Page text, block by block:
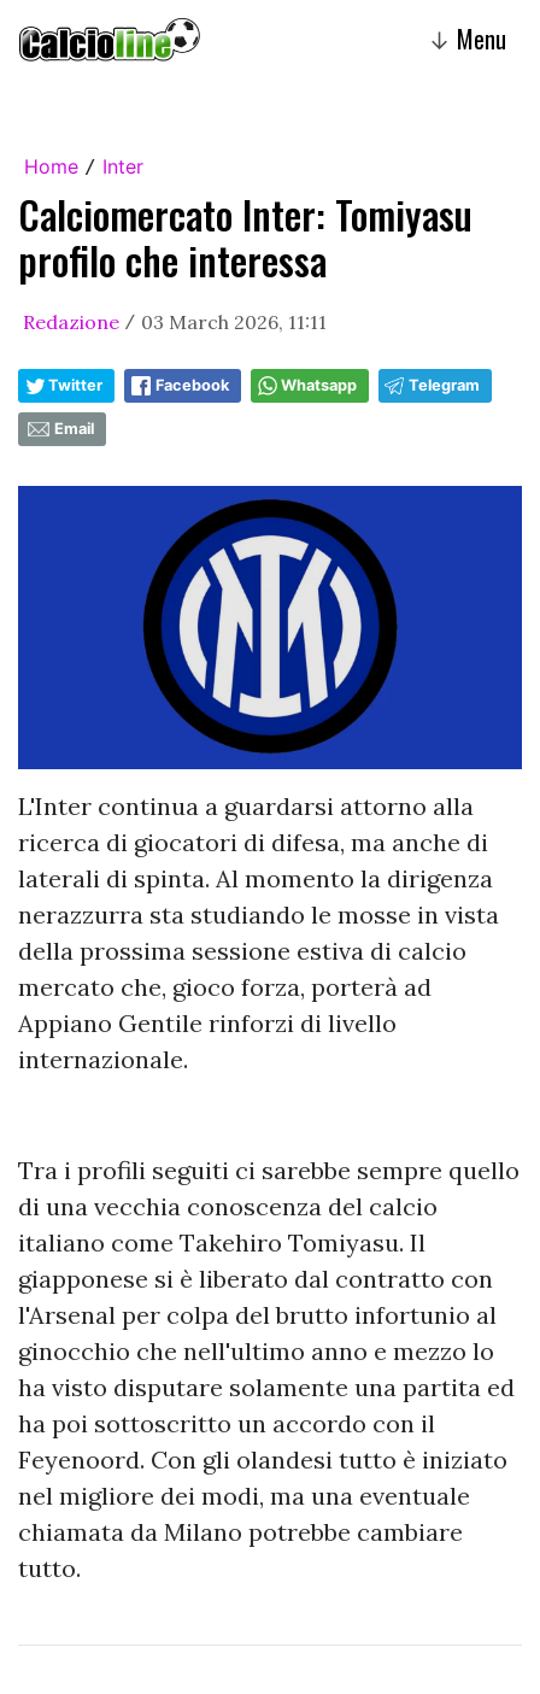
↓ Menu
Home / Inter
Calciomercato Inter: Tomiyasu
profilo che interessa
Redazione / 03 March 2026, 11:11
Twitter Facebook Whatsapp Telegram
Email
L'Inter continua a guardarsi attorno alla
ricerca di giocatori di difesa, ma anche di
laterali di spinta. Al momento la dirigenza
nerazzurra sta studiando le mosse in vista
della prossima sessione estiva di calcio
mercato che, gioco forza, porterà ad
Appiano Gentile rinforzi di livello
internazionale.
Tra i profili seguiti ci sarebbe sempre quello
di una vecchia conoscenza del calcio
italiano come Takehiro Tomiyasu. Il
giapponese si è liberato dal contratto con
l'Arsenal per colpa del brutto infortunio al
ginocchio che nell'ultimo anno e mezzo lo
ha visto disputare solamente una partita ed
ha poi sottoscritto un accordo con il
Feyenoord. Con gli olandesi tutto è iniziato
nel migliore dei modi, ma una eventuale
chiamata da Milano potrebbe cambiare
tutto.